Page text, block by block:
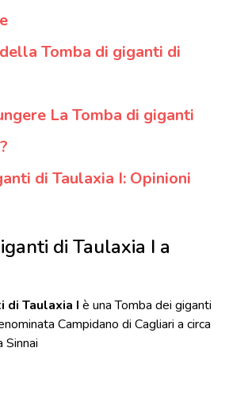
Tomba di giganti di
La Tomba di giganti
di Taulaxia I: Opinioni
di Taulaxia I a
di Taulaxia I è una Tomba dei giganti
Campidano di Cagliari a circa
Sinnai